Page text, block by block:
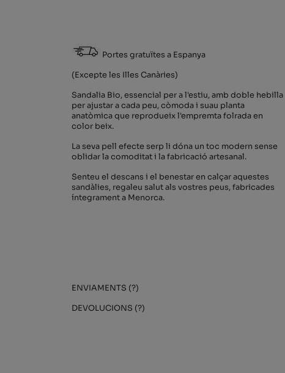
Portes gratuïtes a Espanya
(Excepte les Illes Canàries)
Sandalia Bio, essencial per a l'estiu, amb doble hebilla
per ajustar a cada peu, còmoda i suau planta
anatòmica que reprodueix l'empremta folrada en
color beix.
La seva pell efecte serp li dóna un toc modern sense
oblidar la comoditat i la fabricació artesanal.
Senteu el descans i el benestar en calçar aquestes
sandàlies, regaleu salut als vostres peus, fabricades
íntegrament a Menorca.
ENVIAMENTS (?)
DEVOLUCIONS (?)